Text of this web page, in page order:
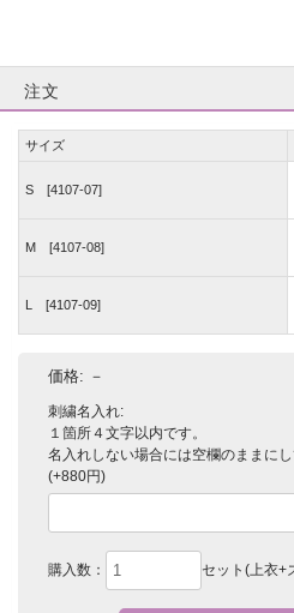
注文
サイズ
S [4107-07]
M [4107-08]
L [4107-09]
価格: －
刺繍名入れ:
１箇所４文字以内です。
名入れしない場合には空欄のままにし
(+880円)
購入数： セット(上衣+